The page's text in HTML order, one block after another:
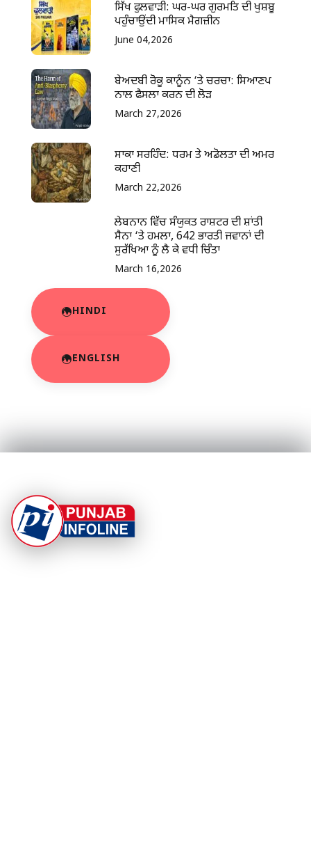
ਸਿੱਖ ਫੁਲਵਾੜੀ: ਘਰ-ਘਰ ਗੁਰਮਤਿ ਦੀ ਖੁਸ਼ਬੂ
ਪਹੁੰਚਾਉਂਦੀ ਮਾਸਿਕ ਮੈਗਜ਼ੀਨ
June 04,2026
ਬੇਅਦਬੀ ਰੋਕੂ ਕਾਨੂੰਨ ‘ਤੇ ਚਰਚਾ: ਸਿਆਣਪ
ਨਾਲ ਫੈਸਲਾ ਕਰਨ ਦੀ ਲੋੜ
March 27,2026
ਸਾਕਾ ਸਰਹਿੰਦ: ਧਰਮ ਤੇ ਅਡੋਲਤਾ ਦੀ ਅਮਰ
ਕਹਾਣੀ
March 22,2026
ਲੇਬਨਾਨ ਵਿੱਚ ਸੰਯੁਕਤ ਰਾਸ਼ਟਰ ਦੀ ਸ਼ਾਂਤੀ
ਸੈਨਾ ‘ਤੇ ਹਮਲਾ, 642 ਭਾਰਤੀ ਜਵਾਨਾਂ ਦੀ
ਸੁਰੱਖਿਆ ਨੂੰ ਲੈ ਕੇ ਵਧੀ ਚਿੰਤਾ
March 16,2026
HINDI
ENGLISH